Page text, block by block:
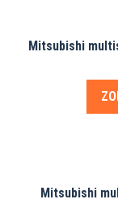
Mitsubishi
Mitsubishi